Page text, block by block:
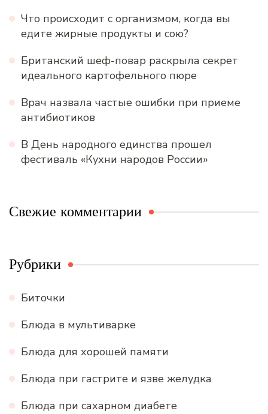
Что происходит с организмом, когда вы
едите жирные продукты и сою?
Британский шеф-повар раскрыла секрет
идеального картофельного пюре
Врач назвала частые ошибки при приеме
антибиотиков
В День народного единства прошел
фестиваль «Кухни народов России»
Свежие комментарии
Рубрики
Биточки
Блюда в мультиварке
Блюда для хорошей памяти
Блюда при гастрите и язве желудка
Блюда при сахарном диабете